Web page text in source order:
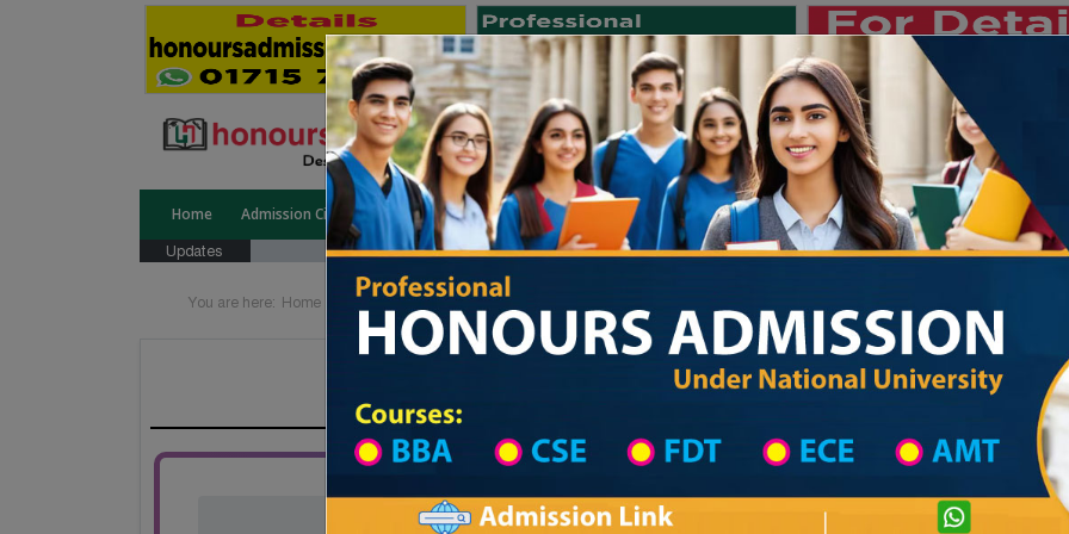
Home Admission Circular Public University Private University International University University College
Updates জাতীয় বিশ্ববিদ্যালয় ২০২৫-২৬
You are here: Home Division List College List District
Private University Admission
Ghora Ghat Womens Degree Collage